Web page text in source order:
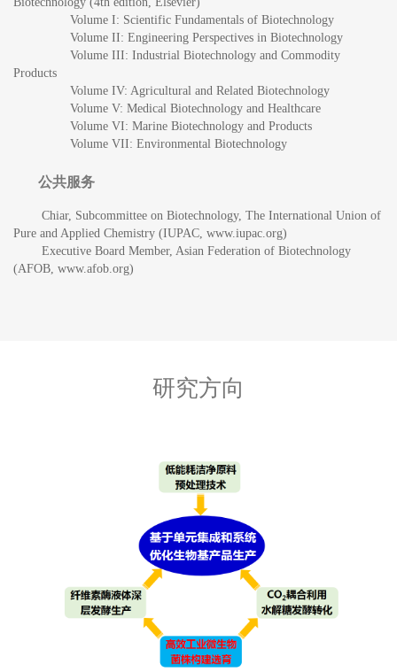
Volume I: Scientific Fundamentals of Biotechnology
Volume II: Engineering Perspectives in Biotechnology
Volume III: Industrial Biotechnology and Commodity
Products
Volume IV: Agricultural and Related Biotechnology
Volume V: Medical Biotechnology and Healthcare
Volume VI: Marine Biotechnology and Products
Volume VII: Environmental Biotechnology
公共服务
Chiar, Subcommittee on Biotechnology, The International Union of
Pure and Applied Chemistry (IUPAC, www.iupac.org)
Executive Board Member, Asian Federation of Biotechnology
(AFOB, www.afob.org)
研究方向